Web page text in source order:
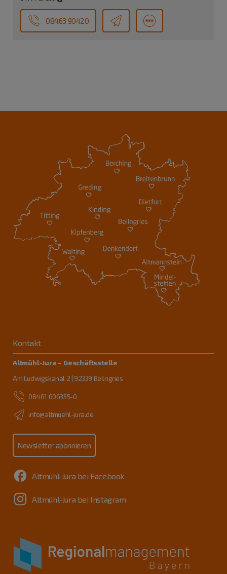
08463 90420
Kontakt
Altmühl-Jura – Geschäftsstelle
Am Ludwigskanal 2 | 92339 Beilngries
08461 606355-0
info@altmuehl-jura.de
Newsletter abonnieren
Altmühl-Jura bei Facebook
Altmühl-Jura bei Instagram